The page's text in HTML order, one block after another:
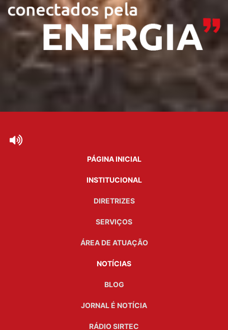
PÁGINA INICIAL
INSTITUCIONAL
DIRETRIZES
SERVIÇOS
ÁREA DE ATUAÇÃO
NOTÍCIAS
BLOG
JORNAL É NOTÍCIA
RÁDIO SIRTEC